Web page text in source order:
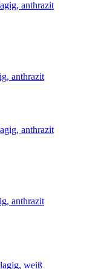
anthrazit
anthrazit